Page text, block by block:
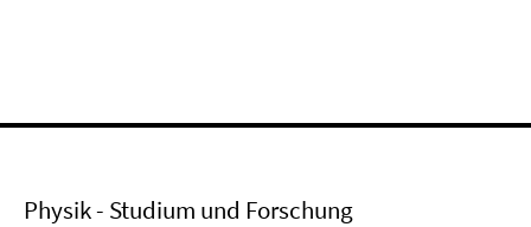
Physik - Studium und Forschung